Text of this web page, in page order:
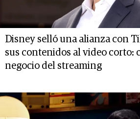
Disney selló una alianza con
sus contenidos al video corto:
negocio del streaming